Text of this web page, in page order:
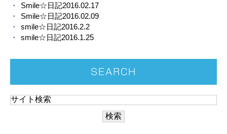
Smile☆日記2016.02.17
Smile☆日記2016.02.09
smile☆日記2016.2.2
smile☆日記2016.1.25
SEARCH